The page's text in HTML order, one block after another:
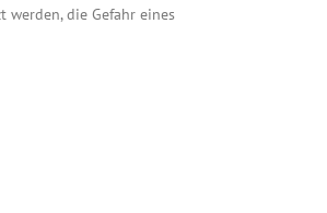
werden, die Gefahr eines